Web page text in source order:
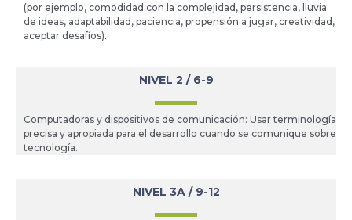
(por ejemplo, comodidad con la complejidad, persistencia, lluvia
de ideas, adaptabilidad, paciencia, propensión a jugar, creatividad,
aceptar desafíos).
NIVEL 2 / 6-9
Computadoras y dispositivos de comunicación: Usar terminología
precisa y apropiada para el desarrollo cuando se comunique sobre
tecnología.
NIVEL 3A / 9-12